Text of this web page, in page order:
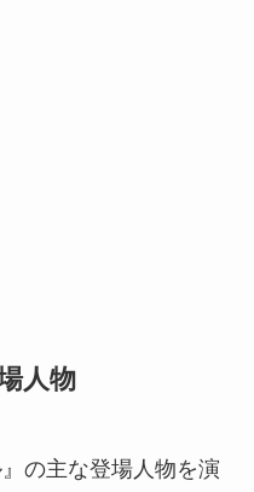
人物
の主な登場人物を演